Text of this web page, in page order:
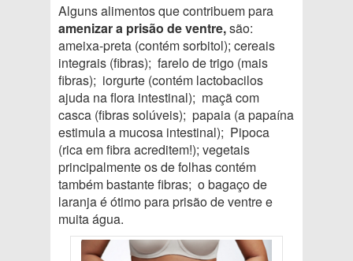
Alguns alimentos que contribuem para
amenizar a prisão de ventre,são:
ameixa-preta (contém sorbitol); cereais
integrais (fibras); farelo de trigo (mais
fibras); iorgurte (contém lactobacilos
ajuda na flora intestinal); maçã com
casca (fibras solúveis); papaia (a papaína
estimula a mucosa intestinal); Pipoca
(rica em fibra acreditem!); vegetais
principalmente os de folhas contém
também bastante fibras; o bagaço de
laranja é ótimo para prisão de ventre e
muita água.